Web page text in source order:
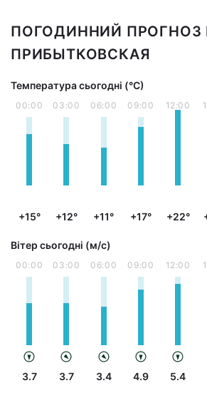
ПОГОДИННИЙ ПРОГНОЗ
ПРИБЫТКОВСКАЯ
Температура сьогодні (°С)
00:00
+15°
03:00
+12°
06:00
+11°
09:00
+17°
12:00
+22°
Вітер сьогодні (м/с)
00:00
3.7
03:00
3.7
06:00
3.4
09:00
4.9
12:00
5.4